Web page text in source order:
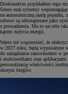
Doskonałym przykładem tego
Sense oraz systemy
na autonomiczną jazdę
celowo są udostępniane jako
z prowadzenia. Ma to na celu
kątem zużycia energii.
Warto też wspomnieć, że
w 2027 roku, będą wyposażone
do zarządzania samochodem w
i multimediami oraz aplikacjami
personalizację właściwości
skrzyni biegów.